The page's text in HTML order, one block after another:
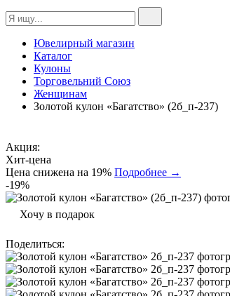
Ювелирный магазин
Каталог
Кулоны
Торговельний Союз
Женщинам
Золотой кулон «Багатство» (2б_п-237)
Акция:
Хит-цена
Цена снижена на 19% Подробнее →
-19%
Хочу в подарок
Поделиться: